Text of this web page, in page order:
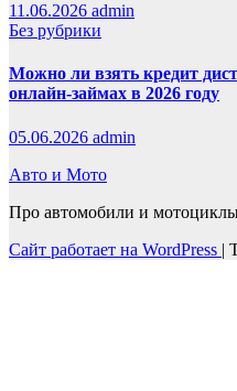
11.06.2026 admin
Без рубрики
Можно ли взять кредит
онлайн-займах в 2026 году
05.06.2026 admin
Авто и Мото
Про автомобили и
Сайт работает на WordPress |